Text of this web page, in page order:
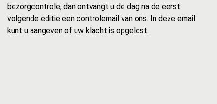
bezorgcontrole, dan ontvangt u de dag na de eerst
volgende editie een controlemail van ons. In deze email
kunt u aangeven of uw klacht is opgelost.